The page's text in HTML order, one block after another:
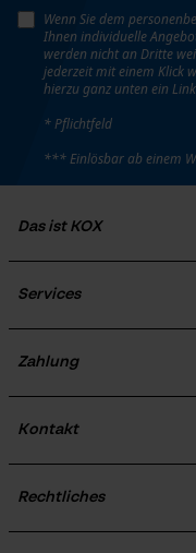
Wenn Sie dem
Ihnen individuelle
werden nicht an Dritte
jederzeit mit einem Klick
hierzu ganz unten ein
* Pflichtfeld
*** Einlösbar ab einem
Das ist KOX
Soziales Engagement
Newsletter-Anmeldung
Services
Zertifizierte Qualität von
Zahlung
Kontakt
Bestellformular
Rechtliches